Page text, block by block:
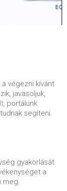
végezni kívánt
javasoljuk,
, portálunk
segíteni.
gyakorlását
a